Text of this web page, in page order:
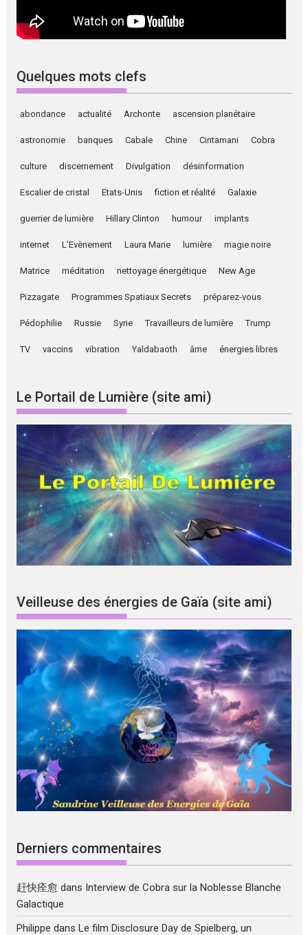
Quelques mots clefs
abondance actualité Archonte ascension planétaire
astronomie banques Cabale Chine Cintamani Cobra
culture discernement Divulgation désinformation
Escalier de cristal Etats-Unis fiction et réalité Galaxie
guerrier de lumière Hillary Clinton humour implants
internet L'Evènement Laura Marie lumière magie noire
Matrice méditation nettoyage énergétique New Age
Pizzagate Programmes Spatiaux Secrets préparez-vous
Pédophilie Russie Syrie Travailleurs de lumière Trump
TV vaccins vibration Yaldabaoth âme énergies libres
Le Portail de Lumière (site ami)
Veilleuse des énergies de Gaïa (site ami)
Derniers commentaires
赶快痊愈 dans Interview de Cobra sur la Noblesse Blanche
Galactique
Philippe dansLe film Disclosure Day de Spielberg, un